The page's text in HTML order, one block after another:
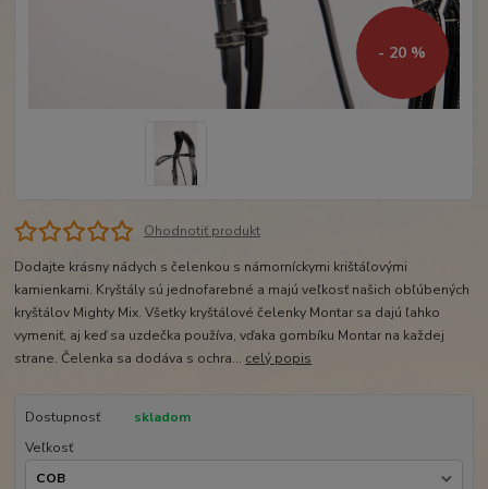
- 20 %
Ohodnotiť produkt
Dodajte krásny nádych s čelenkou s námorníckymi krištáľovými
kamienkami. Kryštály sú jednofarebné a majú veľkosť našich obľúbených
kryštálov Mighty Mix. Všetky kryštálové čelenky Montar sa dajú ľahko
vymeniť, aj keď sa uzdečka používa, vďaka gombíku Montar na každej
strane. Čelenka sa dodáva s ochra... celý popis
Dostupnosť
skladom
Veľkosť